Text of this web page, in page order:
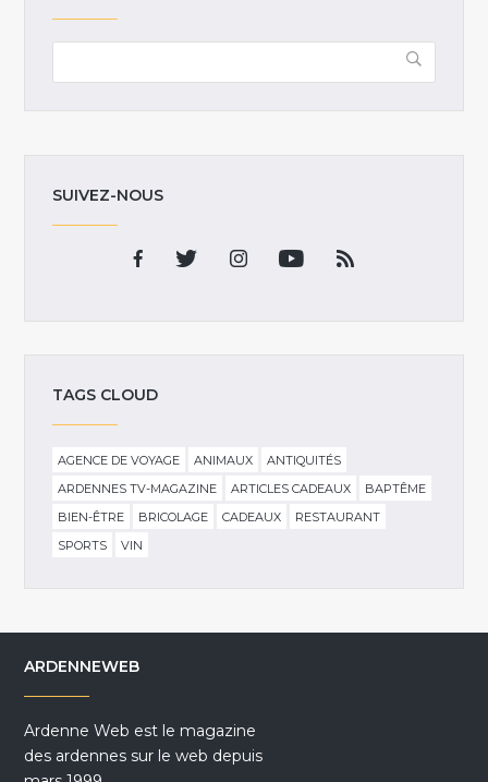
SUIVEZ-NOUS
TAGS CLOUD
AGENCE DE VOYAGE ANIMAUX
ANTIQUITÉS
ARDENNES TV-MAGAZINE
ARTICLES CADEAUX
BAPTÊME
BIEN-ÊTRE
BRICOLAGE CADEAUX
RESTAURANT
SPORTS
VIN
ARDENNEWEB
Ardenne Web est le magazine
des ardennes sur le web depuis